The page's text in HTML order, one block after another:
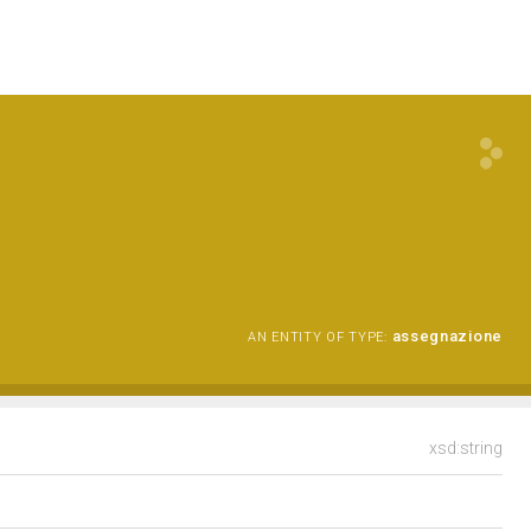
AN ENTITY OF TYPE: assegnazione
xsd:string